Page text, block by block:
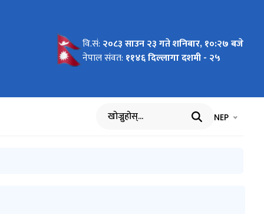
। वि.सं: २०८३ साउन २३ गते शनिबार, १०:२७ बजे
नेपाल संवत: ११४६ दिल्लागा दशमी - २५
खोज्नुहोस् भाषा चयन
NEP